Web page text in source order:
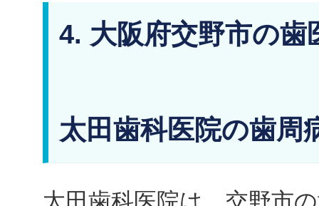
4. 大阪府交野市の歯
太田歯科医院の歯周